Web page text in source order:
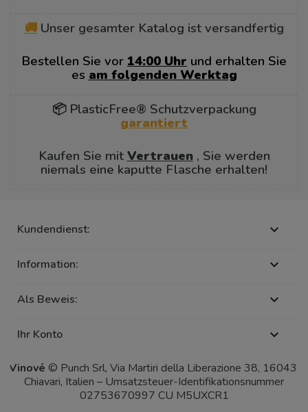
🚚Unser gesamter Katalog ist versandfertig
Bestellen Sie vor 14:00 Uhr und erhalten Sie
es am folgenden Werktag
📦 PlasticFree® Schutzverpackung
garantiert
Kaufen Sie mit Vertrauen, Sie werden
niemals eine kaputte Flasche erhalten!
Kundendienst: 
Information: 
Als Beweis: 
Ihr Konto 
Vinové © Punch Srl, Via Martiri della Liberazione 38, 16043,
Chiavari, Italien – Umsatzsteuer-Identifikationsnummer
02753670997 CU M5UXCR1